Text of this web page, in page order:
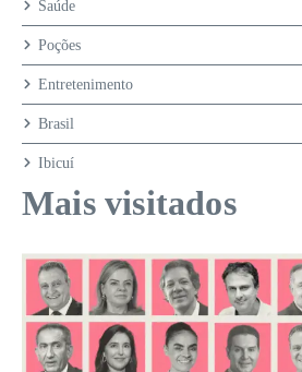
Saúde
Poções
Entretenimento
Brasil
Ibicuí
Mais visitados